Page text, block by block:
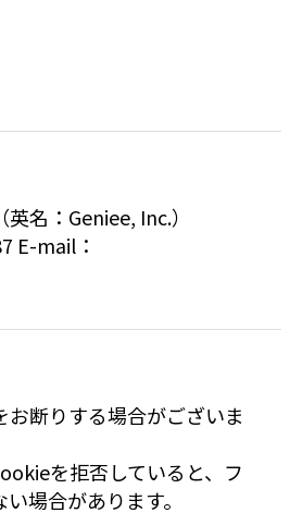
名：Geniee, Inc.）
E-mail：
お断りする場合がございま
を拒否していると、フ
場合があります。